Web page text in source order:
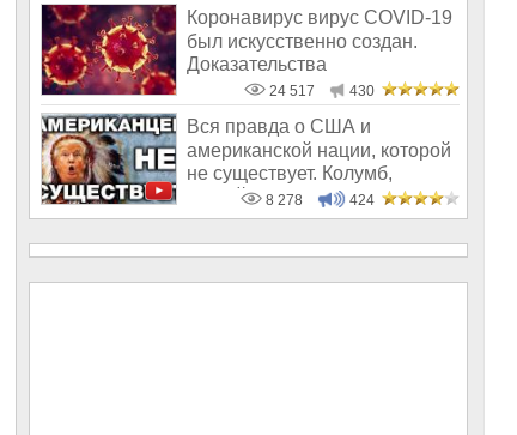
Коронавирус вирус COVID-19
был искусственно создан.
Доказательства
24 517 430
Вся правда о США и
американской нации, которой
не существует. Колумб,
закрой Америк
8 278 424